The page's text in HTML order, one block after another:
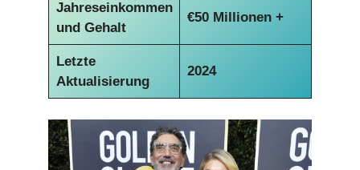
Jahreseinkommen
und Gehalt
€50 Millionen +
Letzte
Aktualisierung
2024